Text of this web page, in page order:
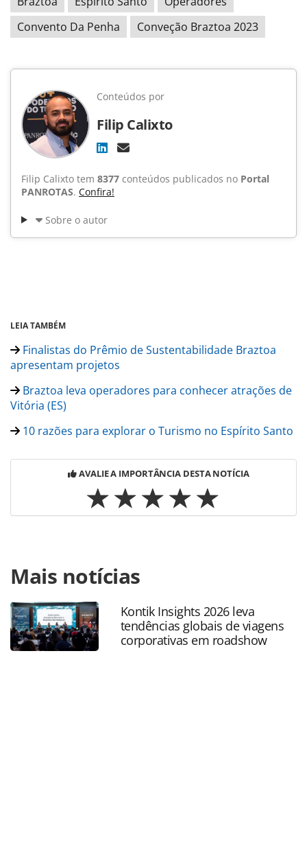
Convento Da Penha
Conveção Braztoa 2023
Conteúdos por
Filip Calixto
Filip Calixto tem 8377 conteúdos publicados no Portal
PANROTAS. Confira!
Sobre o autor
LEIA TAMBÉM
Finalistas do Prêmio de Sustentabilidade Braztoa
apresentam projetos
Braztoa leva operadores para conhecer atrações de
Vitória (ES)
10 razões para explorar o Turismo no Espírito Santo
AVALIE A IMPORTÂNCIA DESTA NOTÍCIA
https://www.panrotas.com.br/mercado/operadoras/2023/
farol-e-mais-operadores-braztoa-conhecem-belezas-do-
es_201421.html ou as ferramentas oferecidas na página.
Todo o conteúdo produzido pela PANROTAS Editora é
protegido pela legislação brasileira sobre direito autoral.
Não reproduza o conteúdo sem autorização da PANROTAS
Mais notícias
Kontik Insights 2026 leva
tendências globais de viagens
corporativas em roadshow